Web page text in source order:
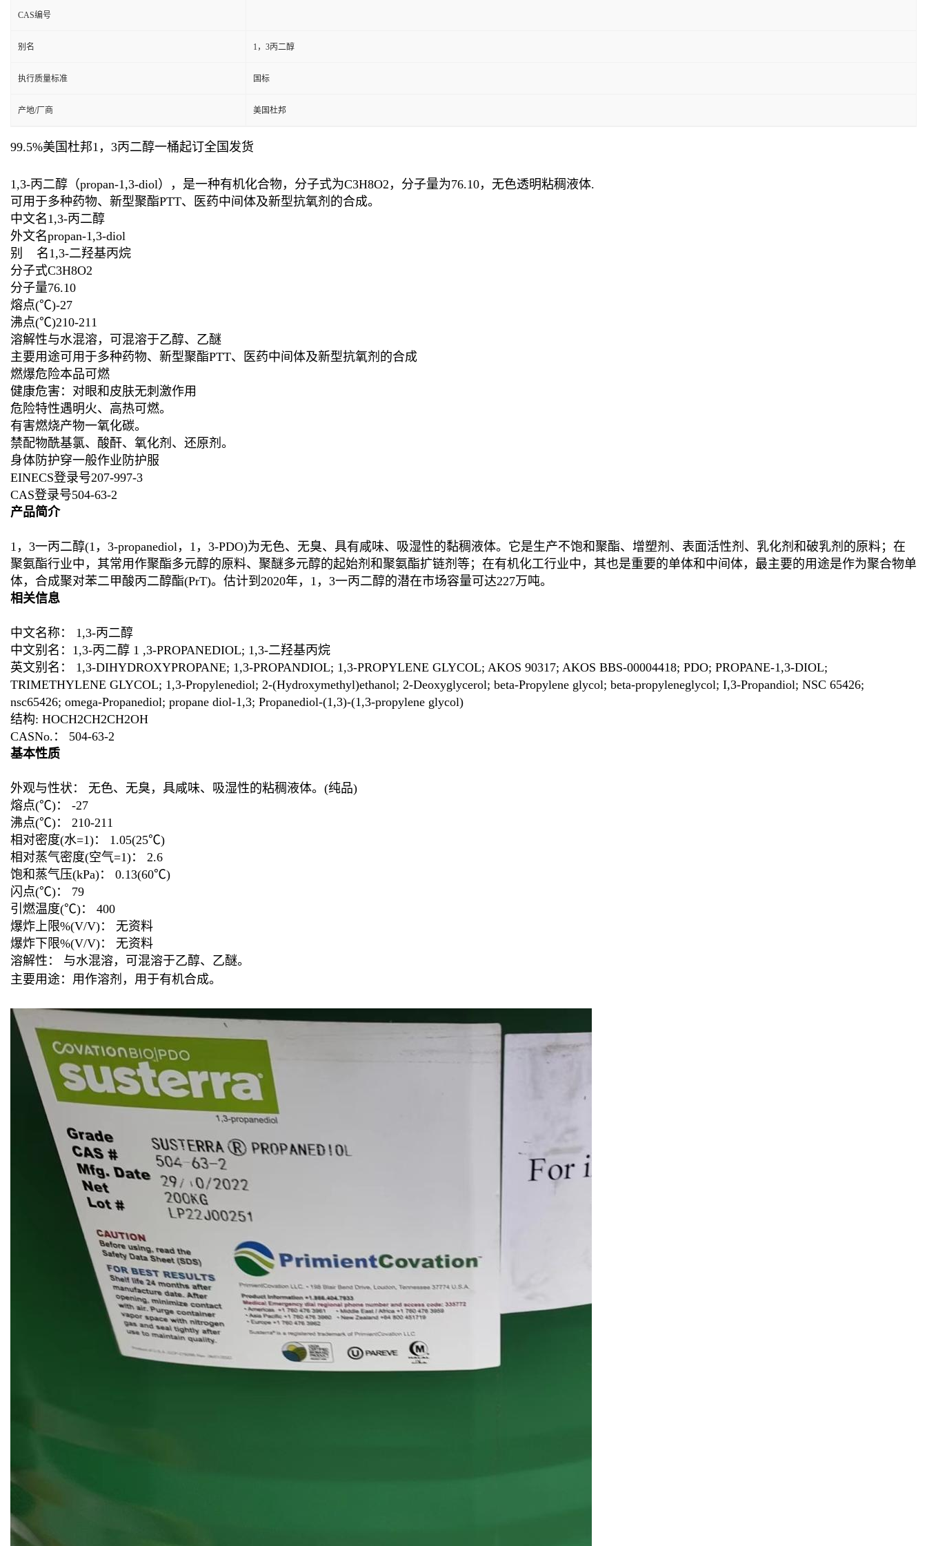
CAS编号
别名 1，3丙二醇
执行质量标准 国标
产地/厂商 美国杜邦
99.5%美国杜邦1，3丙二醇一桶起订全国发货
1,3-丙二醇（propan-1,3-diol），是一种有机化合物，分子式为C3H8O2，分子量为76.10，无色透明粘稠液体.
可用于多种药物、新型聚酯PTT、医药中间体及新型抗氧剂的合成。
中文名1,3-丙二醇
外文名propan-1,3-diol
别 名1,3-二羟基丙烷
分子式C3H8O2
分子量76.10
熔点(℃)-27
沸点(℃)210-211
溶解性与水混溶，可混溶于乙醇、乙醚
主要用途可用于多种药物、新型聚酯PTT、医药中间体及新型抗氧剂的合成
燃爆危险本品可燃
健康危害：对眼和皮肤无刺激作用
危险特性遇明火、高热可燃。
有害燃烧产物一氧化碳。
禁配物酰基氯、酸酐、氧化剂、还原剂。
身体防护穿一般作业防护服
EINECS登录号207-997-3
CAS登录号504-63-2
产品简介
1，3一丙二醇(1，3-propanediol，1，3-PDO)为无色、无臭、具有咸味、吸湿性的黏稠液体。它是生产不饱和聚酯、增塑剂、表面活性剂、乳化剂和破乳剂的原料；在
聚氨酯行业中，其常用作聚酯多元醇的原料、聚醚多元醇的起始剂和聚氨酯扩链剂等；在有机化工行业中，其也是重要的单体和中间体，最主要的用途是作为聚合物单
体，合成聚对苯二甲酸丙二醇酯(PrT)。估计到2020年，1，3一丙二醇的潜在市场容量可达227万吨。
相关信息
中文名称： 1,3-丙二醇
中文别名：1,3-丙二醇 1 ,3-PROPANEDIOL; 1,3-二羟基丙烷
英文别名： 1,3-DIHYDROXYPROPANE; 1,3-PROPANDIOL; 1,3-PROPYLENE GLYCOL; AKOS 90317; AKOS BBS-00004418; PDO; PROPANE-1,3-DIOL;
TRIMETHYLENE GLYCOL; 1,3-Propylenediol; 2-(Hydroxymethyl)ethanol; 2-Deoxyglycerol; beta-Propylene glycol; beta-propyleneglycol; I,3-Propandiol; NSC 65426;
nsc65426; omega-Propanediol; propane diol-1,3; Propanediol-(1,3)-(1,3-propylene glycol)
结构: HOCH2CH2CH2OH
CASNo.： 504-63-2
基本性质
外观与性状： 无色、无臭，具咸味、吸湿性的粘稠液体。(纯品)
熔点(℃)： -27
沸点(℃)： 210-211
相对密度(水=1)： 1.05(25℃)
相对蒸气密度(空气=1)： 2.6
饱和蒸气压(kPa)： 0.13(60℃)
闪点(℃)： 79
引燃温度(℃)： 400
爆炸上限%(V/V)： 无资料
爆炸下限%(V/V)： 无资料
溶解性： 与水混溶，可混溶于乙醇、乙醚。
主要用途：用作溶剂，用于有机合成。